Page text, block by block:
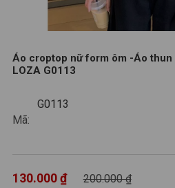
Áo croptop nữ form ôm -Áo
LOZA G0113
Mã:
200.000 ₫
130.000 ₫
G0113